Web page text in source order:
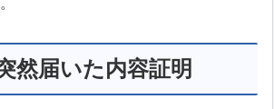
然届いた内容証明